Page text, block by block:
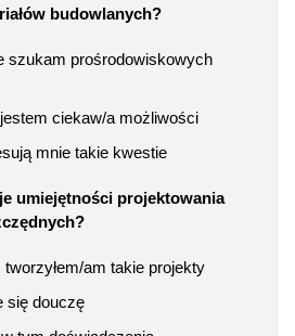
budowlanych?
szukam prośrodowiskowych
ciekaw/a możliwości
mnie takie kwestie
umiejętności projektowania
am takie projekty
się douczę